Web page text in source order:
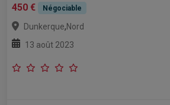
450 €
Négociable
Dunkerque,Nord
13 août 2023